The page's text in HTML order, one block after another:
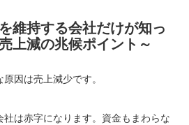
維持する会社だけが知っ
上減の兆候ポイント～
因は売上減少です。
は赤字になります。資金もまわらな